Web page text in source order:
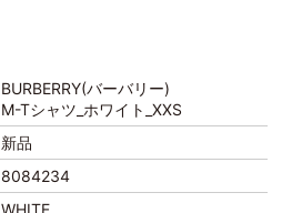
BURBERRY(バーバリー)
M-Tシャツ_ホワイト_XXS
新品
8084234